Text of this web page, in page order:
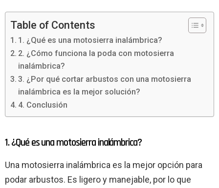
Table of Contents
1. ¿Qué es una motosierra inalámbrica?
2. ¿Cómo funciona la poda con motosierra
inalámbrica?
3. ¿Por qué cortar arbustos con una motosierra
inalámbrica es la mejor solución?
4. Conclusión
1. ¿Qué es una motosierra inalámbrica?
Una motosierra inalámbrica es la mejor opción para
podar arbustos. Es ligero y manejable, por lo que